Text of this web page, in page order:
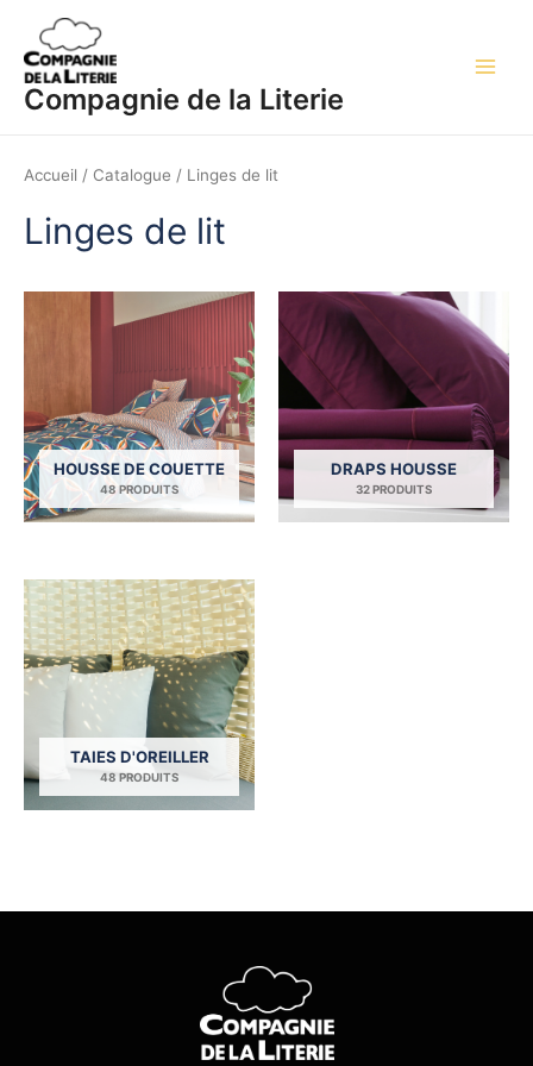
contenu
Compagnie de la Literie
Accueil / Catalogue / Linges de lit
Linges de lit
HOUSSE DE COUETTE
48 PRODUITS
DRAPS HOUSSE
32 PRODUITS
TAIES D'OREILLER
48 PRODUITS